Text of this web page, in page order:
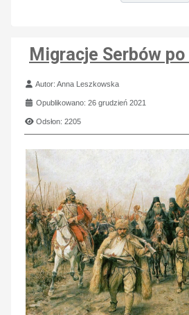
Migracje Serbów
Szczegóły
Autor:Anna Leszkowska
Opublikowano: 26 grudzień 2021
Odsłon: 2205